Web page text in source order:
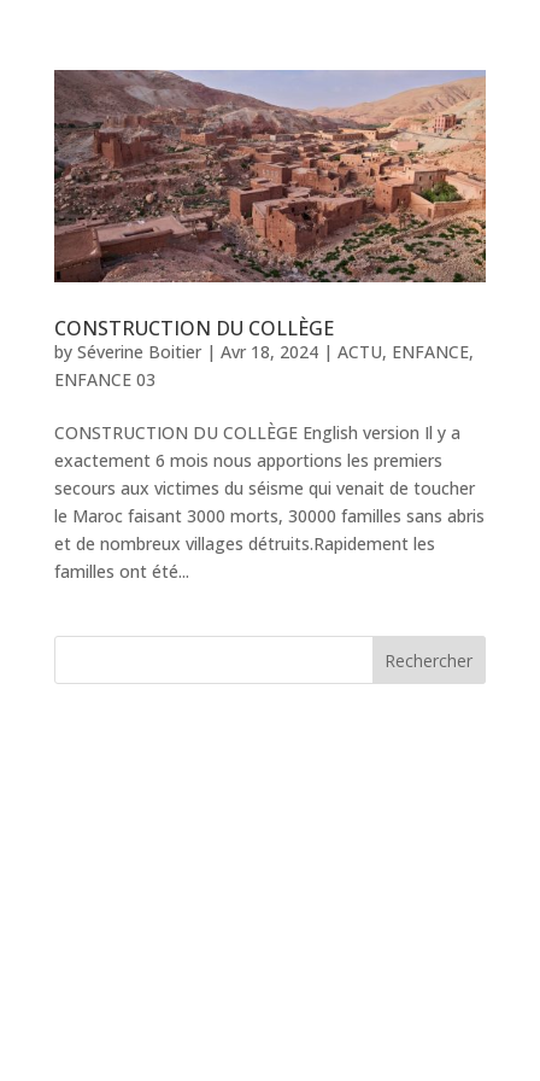
CONSTRUCTION DU COLLÈGE
by Séverine Boitier| Avr 18, 2024| ACTU, ENFANCE,
ENFANCE 03
CONSTRUCTION DU COLLÈGE English version Il y a
exactement 6 mois nous apportions les premiers
secours aux victimes du séisme qui venait de toucher
le Maroc faisant 3000 morts, 30000 familles sans abris
et de nombreux villages détruits.Rapidement les
familles ont été...